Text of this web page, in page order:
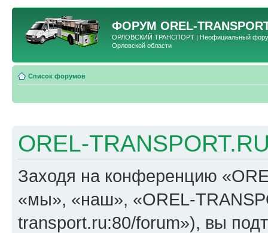
ФОРУМ OREL-
ОРЛОВСКИЙ ТРАНСПОРТ | Неофициальный форум
Орловской области
Список форумов
OREL-
Заходя на конференцию
«мы», «наш», «OREL-
transport.ru:80/forum»), вы